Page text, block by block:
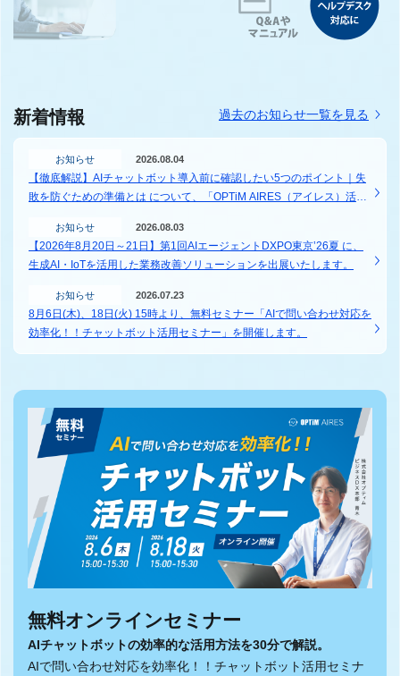
新着情報 過去のお知らせ一覧を見る
お知らせ 2026.08.04
【徹底解説】AIチャットボット導入前に確認したい5つのポイント｜失
敗を防ぐための準備とは について、「OPTiM AIRES（アイレス）活用
お知らせ 2026.08.03
【2026年8月20日～21日】第1回AIエージェントDXPO東京’26夏 に、
生成AI・IoTを活用した業務改善ソリューションを出展いたします。
お知らせ 2026.07.23
8月6日(木)、18日(火) 15時より、無料セミナー「AIで問い合わせ対応を
効率化！！チャットボット活用セミナー」を開催します。
無料オンラインセミナー
AIチャットボットの効率的な活用方法を30分で解説。
AIで問い合わせ対応を効率化！！チャットボット活用セミナ